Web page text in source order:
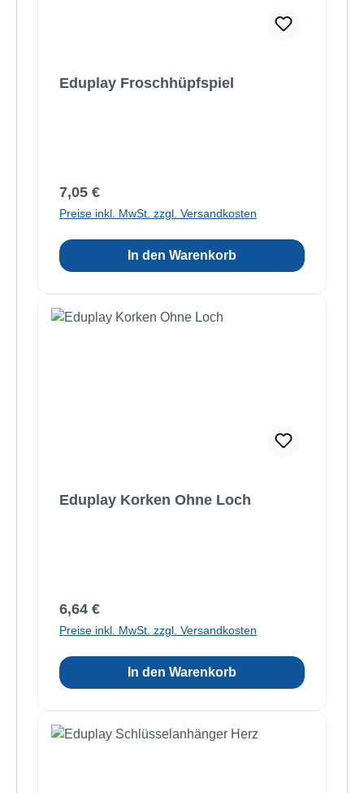
Eduplay Froschhüpfspiel
Regulärer Preis:
7,05 €
Preise inkl. MwSt. zzgl. Versandkosten
In den Warenkorb
Eduplay Korken Ohne Loch
Regulärer Preis:
6,64 €
Preise inkl. MwSt. zzgl. Versandkosten
In den Warenkorb